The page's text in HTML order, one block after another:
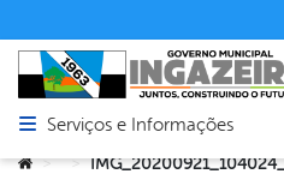
Abrir menu principal de
Serviços e Informações
Você está aqui:
> >